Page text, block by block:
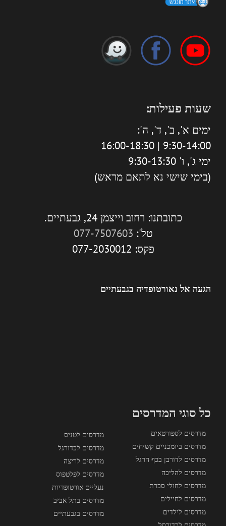
שעות פעילות:
ימים א', ב', ד', ה':
9:30-14:00 | 16:00-18:30
ימי ג', ו' 9:30-13:30
(בימי שישי נא לתאם מראש)
כתובתנו: רחוב וייצמן 24, גבעתיים.
טל': 077-7507603
פקס: 077-2030012
הגעה אל נאורטופדיה בגבעתיים
כל סוגי המדרסים
מדרסים לספורטאים
מדרסים ביומכניים קשיחים
מדרסים לדורבן בכף הרגל
מדרסים להליכה
מדרסים לחולי סכרת
מדרסים לחיילים
מדרסים לילדים
מדרסים לטניס
מדרסים לכדורגל
מדרסים לריצה
מדרסים לפלטפוס
נעליים אורטופדיות
מדרסים בתל אביב
מדרסים בגבעתיים